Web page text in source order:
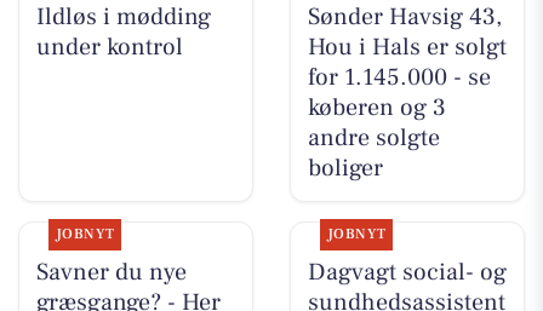
Ildløs i mødding
under kontrol
Sønder Havsig 43,
Hou i Hals er solgt
for 1.145.000 - se
køberen og 3
andre solgte
boliger
JOBNYT
Savner du nye
græsgange? - Her
JOBNYT
Dagvagt social- og
sundhedsassistent